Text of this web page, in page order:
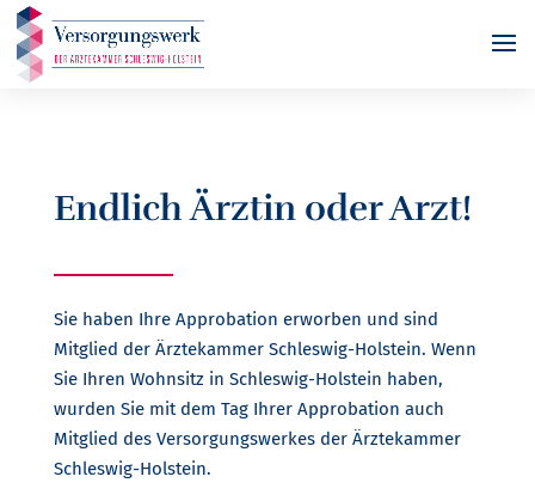
Endlich Ärztin oder Arzt!
Sie haben Ihre Approbation erworben und sind
Mitglied der Ärztekammer Schleswig-Holstein. Wenn
Sie Ihren Wohnsitz in Schleswig-Holstein haben,
wurden Sie mit dem Tag Ihrer Approbation auch
Mitglied des Versorgungswerkes der Ärztekammer
Schleswig-Holstein.